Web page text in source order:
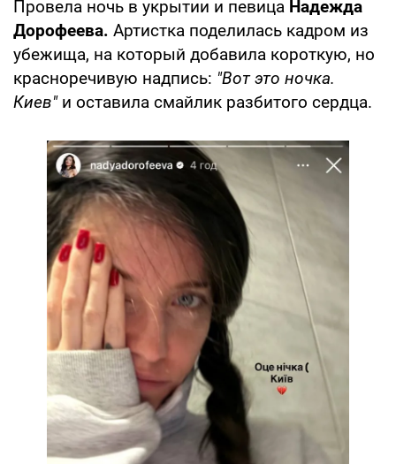
Провела ночь в укрытии и певица Надежда
Дорофеева. Артистка поделилась кадром из
убежища, на который добавила короткую, но
красноречивую надпись: "Вот это ночка.
Киев"и оставила смайлик разбитого сердца.